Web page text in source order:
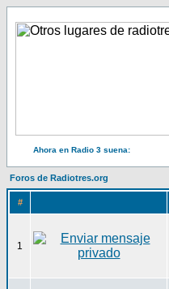
Ahora en Radio 3 suena:
Foros de Radiotres.org
#
1